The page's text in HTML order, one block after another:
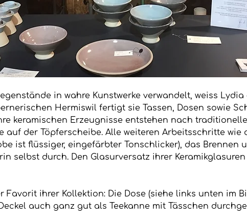
in wahre Kunstwerke verwandelt, weiss Lydia
Hermiswil fertigt sie Tassen, Dosen sowie
keramischen Erzeugnisse entstehen nach
auf der Töpferscheibe. Alle weiteren Arbeitsschritte wie
ist flüssiger, eingefärbter Tonschlicker), das Brennen
selbst durch. Den Glasurversatz ihrer
Favorit ihrer Kollektion: Die Dose (siehe links unten im
auch ganz gut als Teekanne mit Tässchen